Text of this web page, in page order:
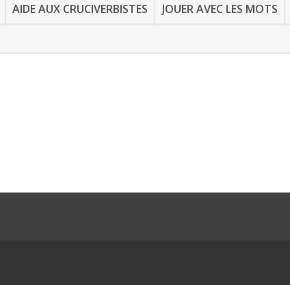
AIDE AUX CRUCIVERBISTES JOUER AVEC LES MOTS